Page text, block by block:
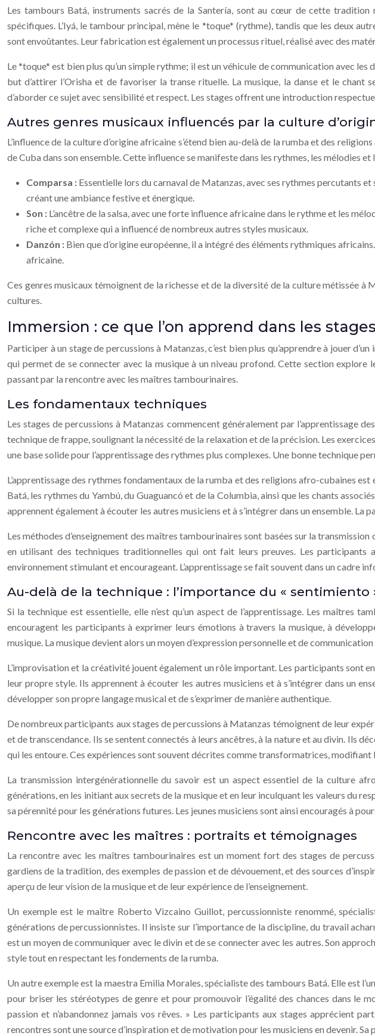
Les tambours Batá, instruments sacrés de la Santería, sont au cœur de cette
spécifiques. L’Iyá, le tambour principal, mène le *toque* (rythme), tandis que les deux
sont envoûtantes. Leur fabrication est également un processus rituel, réalisé avec des
Le *toque* est bien plus qu’un simple rythme; il est un véhicule de communication avec
but d’attirer l’Orisha et de favoriser la transe rituelle. La musique, la danse et le
d’aborder ce sujet avec sensibilité et respect. Les stages offrent une introduction
Autres genres musicaux influencés par la culture
L’influence de la culture d’origine africaine s’étend bien au-delà de la rumba et des
de Cuba dans son ensemble. Cette influence se manifeste dans les rythmes, les mélodies
Comparsa : Essentielle lors du carnaval de Matanzas, avec ses rythmes percutants
créant une ambiance festive et énergique.
Son : L’ancêtre de la salsa, avec une forte influence africaine dans le rythme et les
riche et complexe qui a influencé de nombreux autres styles musicaux.
Danzón : Bien que d’origine européenne, il a intégré des éléments rythmiques
africaine.
Ces genres musicaux témoignent de la richesse et de la diversité de la culture métissée
cultures.
Immersion : ce que l’on apprend dans les
Participer à un stage de percussions à Matanzas, c’est bien plus qu’apprendre à jouer
qui permet de se connecter avec la musique à un niveau profond. Cette section
passant par la rencontre avec les maîtres tambourinaires.
Les fondamentaux techniques
Les stages de percussions à Matanzas commencent généralement par l’apprentissage
technique de frappe, soulignant la nécessité de la relaxation et de la précision. Les
une base solide pour l’apprentissage des rythmes plus complexes. Une bonne technique
L’apprentissage des rythmes fondamentaux de la rumba et des religions afro-cubaines
Batá, les rythmes du Yambú, du Guaguancó et de la Columbia, ainsi que les chants
apprennent également à écouter les autres musiciens et à s’intégrer dans un ensemble.
Les méthodes d’enseignement des maîtres tambourinaires sont basées sur la
en utilisant des techniques traditionnelles qui ont fait leurs preuves. Les
environnement stimulant et encourageant. L’apprentissage se fait souvent dans un cadre
Au-delà de la technique : l’importance du «
Si la technique est essentielle, elle n’est qu’un aspect de l’apprentissage. Les maîtres
encouragent les participants à exprimer leurs émotions à travers la musique, à
musique. La musique devient alors un moyen d’expression personnelle et de
L’improvisation et la créativité jouent également un rôle important. Les participants sont
leur propre style. Ils apprennent à écouter les autres musiciens et à s’intégrer dans un
développer son propre langage musical et de s’exprimer de manière authentique.
De nombreux participants aux stages de percussions à Matanzas témoignent de leur
et de transcendance. Ils se sentent connectés à leurs ancêtres, à la nature et au divin. Ils
qui les entoure. Ces expériences sont souvent décrites comme transformatrices,
La transmission intergénérationnelle du savoir est un aspect essentiel de la culture
générations, en les initiant aux secrets de la musique et en leur inculquant les valeurs du
sa pérennité pour les générations futures. Les jeunes musiciens sont ainsi encouragés à
Rencontre avec les maîtres : portraits et témoignages
La rencontre avec les maîtres tambourinaires est un moment fort des stages de
gardiens de la tradition, des exemples de passion et de dévouement, et des sources
aperçu de leur vision de la musique et de leur expérience de l’enseignement.
Un exemple est le maître Roberto Vizcaino Guillot, percussionniste renommé,
générations de percussionnistes. Il insiste sur l’importance de la discipline, du travail
est un moyen de communiquer avec le divin et de se connecter avec les autres. Son
style tout en respectant les fondements de la rumba.
Un autre exemple est la maestra Emilia Morales, spécialiste des tambours Batá. Elle est
pour briser les stéréotypes de genre et pour promouvoir l’égalité des chances dans le
passion et n’abandonnez jamais vos rêves. » Les participants aux stages apprécient
rencontres sont une source d’inspiration et de motivation pour les musiciens en devenir.